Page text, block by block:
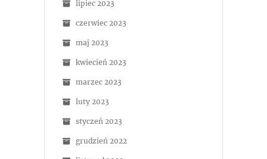
lipiec 2023
czerwiec 2023
maj 2023
kwiecień 2023
marzec 2023
luty 2023
styczeń 2023
grudzień 2022